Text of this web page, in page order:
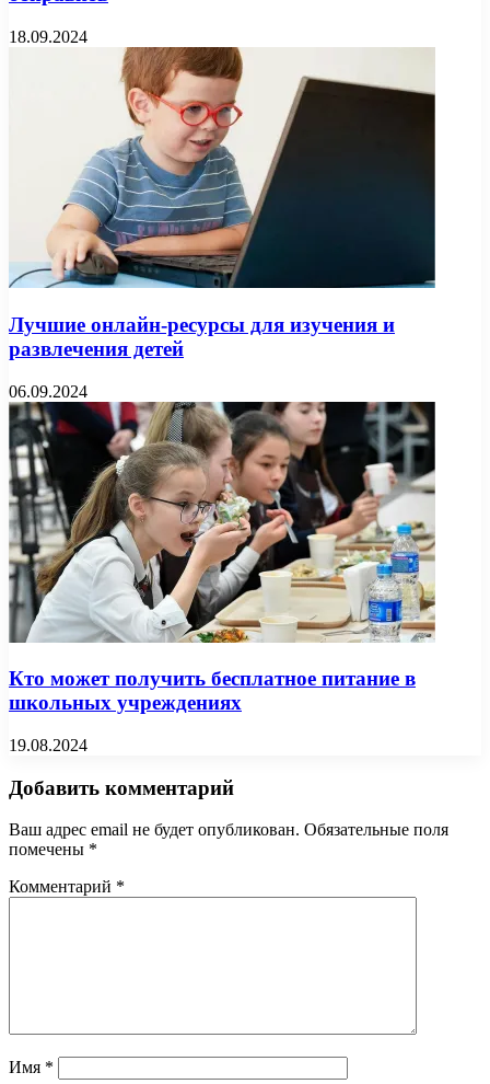
18.09.2024
Лучшие онлайн-ресурсы для изучения и
развлечения детей
06.09.2024
Кто может получить бесплатное питание в
школьных учреждениях
19.08.2024
Добавить комментарий
Ваш адрес email не будет опубликован. Обязательные поля
помечены *
Комментарий *
Имя *